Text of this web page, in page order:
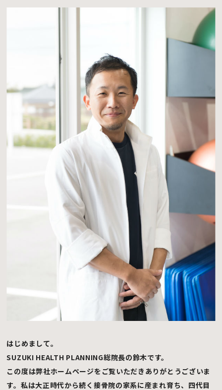
はじめまして。
SUZUKI HEALTH PLANNING総院長の鈴木です。
この度は弊社ホームページをご覧いただきありがとうございま
す。私は大正時代から続く接骨院の家系に産まれ育ち、四代目